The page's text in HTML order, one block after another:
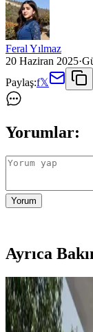
Feral Yılmaz
20 Haziran 2025·
Paylaş:f𝕏
Yorumlar:
Yorum
Ayrıca
Koltuk ve
Dekorasyonda